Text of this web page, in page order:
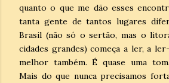
quanto o que me dão esses
tanta gente de tantos lugares
Brasil (não só o sertão, mas o
cidades grandes) começa a ler, a
melhor também. É quase uma
Mais do que nunca precisamos